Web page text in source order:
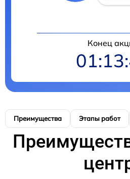
Конец
Преимущества Этапы работ